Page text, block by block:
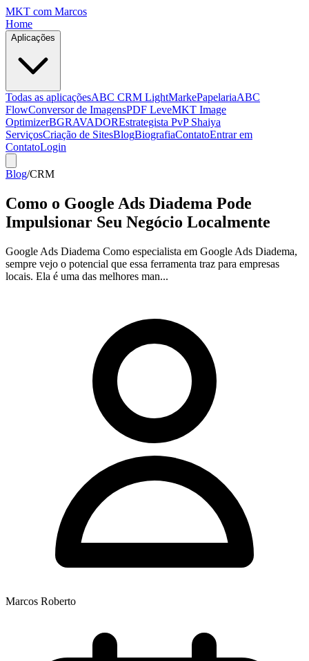
MKT com Marcos
Home
Aplicações
Todas as aplicaçõesABC CRM LightMarkePapelariaABC
FlowConversor de ImagensPDF LeveMKT Image
OptimizerBGRAVADOREstrategista PvP Shaiya
ServiçosCriação de SitesBlogBiografiaContatoEntrar em
ContatoLogin
Blog/CRM
Como o Google Ads Diadema Pode
Impulsionar Seu Negócio Localmente
Google Ads Diadema Como especialista em Google Ads Diadema,
sempre vejo o potencial que essa ferramenta traz para empresas
locais. Ela é uma das melhores man...
Marcos Roberto